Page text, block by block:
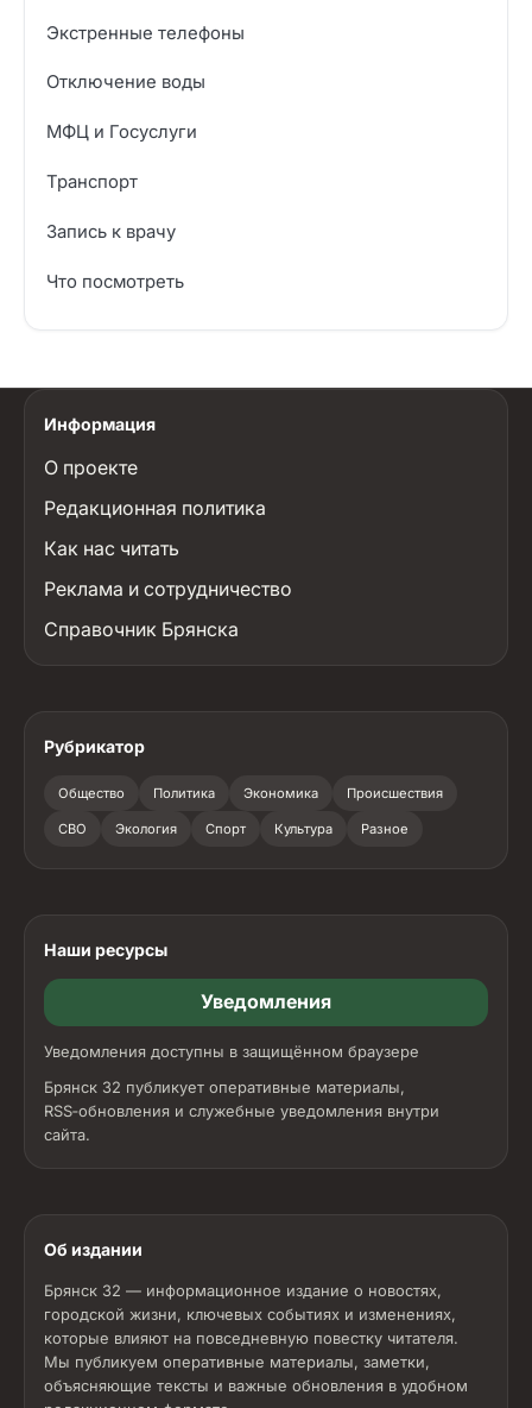
Экстренные телефоны
Отключение воды
МФЦ и Госуслуги
Транспорт
Запись к врачу
Что посмотреть
Информация
О проекте
Редакционная политика
Как нас читать
Реклама и сотрудничество
Справочник Брянска
Рубрикатор
Общество Политика Экономика Происшествия
СВО Экология Спорт Культура Разное
Наши ресурсы
Уведомления
Уведомления доступны в защищённом браузере
Брянск 32 публикует оперативные материалы,
RSS‑обновления и служебные уведомления внутри
сайта.
Об издании
Брянск 32 — информационное издание о новостях,
городской жизни, ключевых событиях и изменениях,
которые влияют на повседневную повестку читателя.
Мы публикуем оперативные материалы, заметки,
объясняющие тексты и важные обновления в удобном